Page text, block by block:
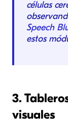
células
Speech
estos
3.
visuales